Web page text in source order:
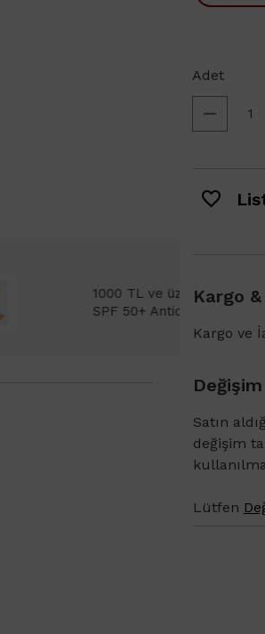
Adet
Ultra Fluid
Kargo
Kargo ve
Satın
değişim
Lütfen